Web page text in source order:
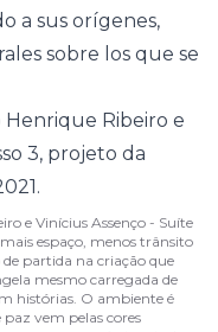
a sus orígenes,
sobre los que se
e Vinícius Assenço - Suíte
espaço, menos trânsito
partida na criação que
mesmo carregada de
histórias. O ambiente é
paz vem pelas cores